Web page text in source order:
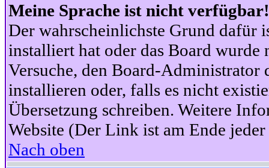
Meine Sprache ist nicht verfügbar!
Der wahrscheinlichste Grund dafür
installiert hat oder das Board wurde
Versuche, den Board-Administrator
installieren oder, falls es nicht
Übersetzung schreiben. Weitere
Website (Der Link ist am Ende jeder
Nach oben